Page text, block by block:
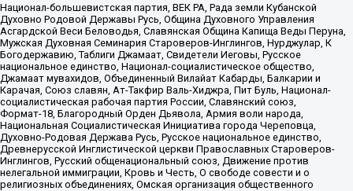
Национал-большевистская партия, ВЕК РА, Рада земли Кубанской
Духовно Родовой Державы Русь, Община Духовного Управления
Асгардской Веси Беловодья, Славянская Община Капища Веды Перуна,
Мужская Духовная Семинария Староверов-Инглингов, Нурджулар, К
Богодержавию, Таблиги Джамаат, Свидетели Иеговы, Русское
национальное единство, Национал-социалистическое общество,
Джамаат мувахидов, Объединенный Вилайат Кабарды, Балкарии и
Карачая, Союз славян, Ат-Такфир Валь-Хиджра, Пит Буль, Национал-
социалистическая рабочая партия России, Славянский союз,
Формат-18, Благородный Орден Дьявола, Армия воли народа,
Национальная Социалистическая Инициатива города Череповца,
Духовно-Родовая Держава Русь, Русское национальное единство,
Древнерусской Инглистической церкви Православных Староверов-
Инглингов, Русский общенациональный союз, Движение против
нелегальной иммиграции, Кровь и Честь, О свободе совести и о
религиозных объединениях, Омская организация общественного